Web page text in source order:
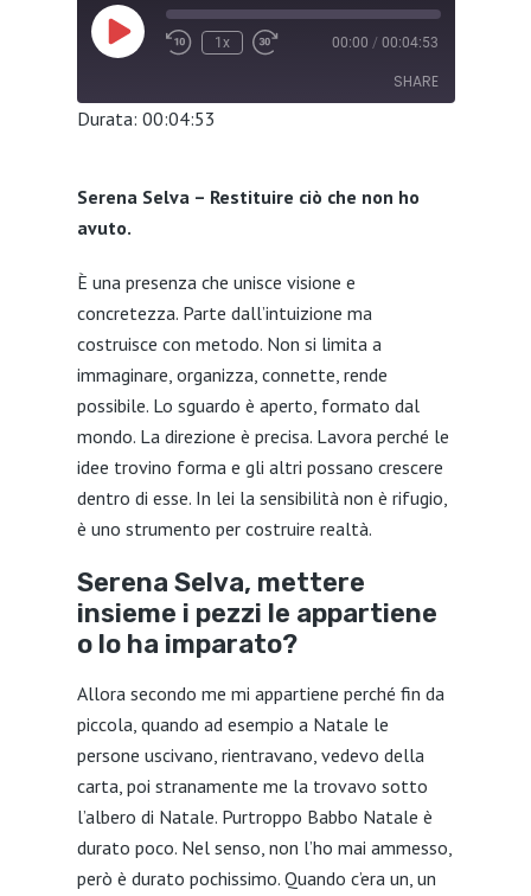
Play
Episode
1x 00:00 / 00:04:53
SHARE
LINK
Durata: 00:04:53
Serena Selva – Restituire ciò che non ho
avuto.
È una presenza che unisce visione e
concretezza. Parte dall’intuizione ma
costruisce con metodo. Non si limita a
immaginare, organizza, connette, rende
possibile. Lo sguardo è aperto, formato dal
mondo. La direzione è precisa. Lavora perché le
idee trovino forma e gli altri possano crescere
dentro di esse. In lei la sensibilità non è rifugio,
è uno strumento per costruire realtà.
Serena Selva, mettere
insieme i pezzi le appartiene
o lo ha imparato?
Allora secondo me mi appartiene perché fin da
piccola, quando ad esempio a Natale le
persone uscivano, rientravano, vedevo della
carta, poi stranamente me la trovavo sotto
l’albero di Natale. Purtroppo Babbo Natale è
durato poco. Nel senso, non l’ho mai ammesso,
però è durato pochissimo. Quando c’era un, un